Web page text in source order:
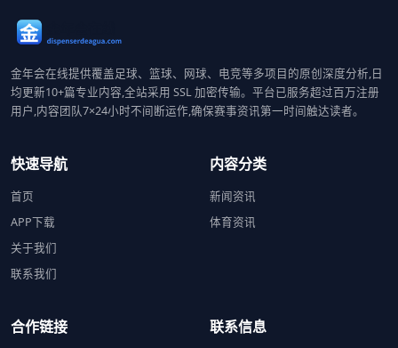
金年会在线提供覆盖足球、篮球、网球、电竞等多项目的原创深度分析,日
均更新10+篇专业内容,全站采用 SSL 加密传输。平台已服务超过百万注册
用户,内容团队7×24小时不间断运作,确保赛事资讯第一时间触达读者。
快速导航
首页
APP下载
关于我们
联系我们
内容分类
新闻资讯
体育资讯
合作链接 联系信息